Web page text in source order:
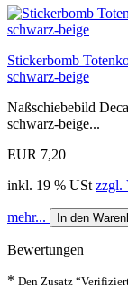
Stickerbomb
schwarz-beige
Naßschiebebild
schwarz-beige...
EUR 7,20
inkl. 19 % USt zzgl.
mehr... In den
Bewertungen
* Den Zusatz